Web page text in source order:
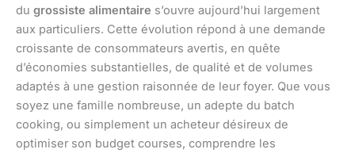
du grossiste alimentaire s’ouvre aujourd’hui largement
aux particuliers. Cette évolution répond à une demande
croissante de consommateurs avertis, en quête
d’économies substantielles, de qualité et de volumes
adaptés à une gestion raisonnée de leur foyer. Que vous
soyez une famille nombreuse, un adepte du batch
cooking, ou simplement un acheteur désireux de
optimiser son budget courses, comprendre les